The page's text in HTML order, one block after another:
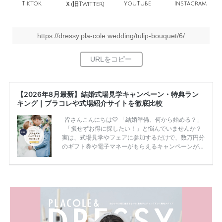
TikTok Ｘ(旧Twitter) YouTube Instagram
https://dressy.pla-cole.wedding/tulip-bouquet/6/
【2026年8月最新】結婚式場見学キャンペーン・特典ラン
キング｜プラコレや式場紹介サイトを徹底比較
皆さんこんにちは♡ 「結婚準備、何から始める？」
「損せずお得に探したい！」と悩んでいませんか？
実は、式場見学やフェアに参加するだけで、数万円分
のギフト券や電子マネーがもらえるキャンペーンがあ
ため、比較せずに選ぶと損をしてしまうことも……。
内容：特典金額・条件・応募方法・注意点 「どこが
一番お得？」「プラコレの特典は？」といった疑問も
解決します。 まずは診断で候補を絞れる「ウェディ